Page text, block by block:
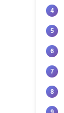
4
5
6
7
8